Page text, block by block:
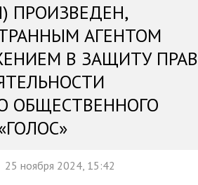
ПРОИЗВЕДЕН,
АГЕНТОМ
В ЗАЩИТУ ПРАВ
ОБЩЕСТВЕННОГО
25 ноября 2024, 15:42